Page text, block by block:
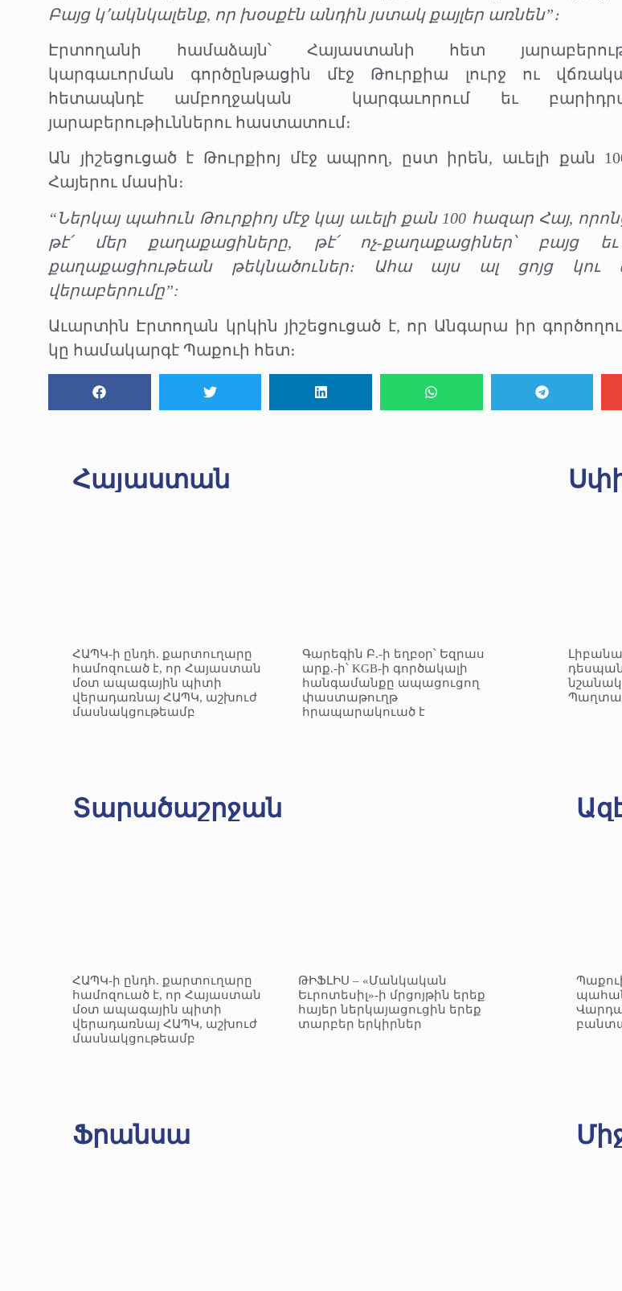
Բայց կ՚ակնկալենք, որ խօսքէն անդին յստակ քայլեր առնեն”։
Էրտողանի համաձայն՝ Հայաստանի հետ
կարգաւորման գործընթացին մէջ Թուրքիա լուրջ ու
հետապնդէ ամբողջական
կարգաւորում եւ
յարաբերութիւններու հաստատում։
Ան յիշեցուցած է Թուրքիոյ մէջ ապրող, ըստ իրեն, աւելի քան
Հայերու մասին։
“Ներկայ պահուն Թուրքիոյ մէջ կայ աւելի քան 100 հազար Հայ,
թէ՛ մեր քաղաքացիները, թէ՛ ոչ-քաղաքացիներ՝ բայց
քաղաքացիութեան թեկնածուներ։ Ահա այս ալ ցոյց կու
վերաբերումը”:
Աւարտին Էրտողան կրկին յիշեցուցած է, որ Անգարա իր
կը համակարգէ Պաքուի հետ։
Հայաստան
ՀԱՊԿ-ի ընդհ. քարտուղարը
համոզուած է, որ Հայաստան
մօտ ապագային պիտի
վերադառնայ ՀԱՊԿ, աշխուժ
մասնակցութեամբ
Գարեգին Բ.-ի եղբօր՝ Եզրաս
արք.-ի՝ KGB-ի գործակալի
հանգամանքը ապացուցող
փաստաթուղթ
հրապարակուած է
Տարածաշրջան
ՀԱՊԿ-ի ընդհ. քարտուղարը
համոզուած է, որ Հայաստան
մօտ ապագային պիտի
վերադառնայ ՀԱՊԿ, աշխուժ
մասնակցութեամբ
ԹԻՖԼԻՍ – «Մանկական
Եւրոտեսիլ»-ի մրցոյթին երեք
հայեր ներկայացուցին երեք
տարբեր երկիրներ
Ֆրանսա